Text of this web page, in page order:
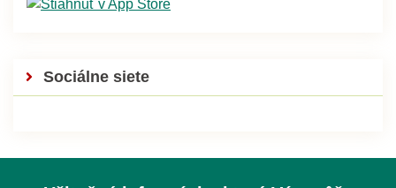
Sociálne siete